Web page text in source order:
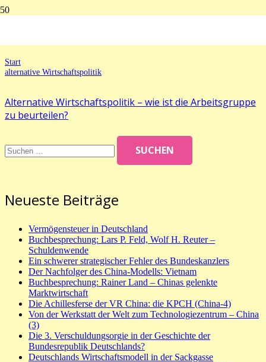
Start
alternative Wirtschaftspolitik
Alternative Wirtschaftspolitik – wie ist die Arbeitsgruppe
zu beurteilen?
nach:
Neueste Beiträge
Vermögensteuer in Deutschland
Buchbesprechung: Lars P. Feld, Wolf H. Reuter –
Schuldenwende
Ein schwerer strategischer Fehler des Bundeskanzlers
Der Nachfolger des China-Modells: Vietnam
Buchbesprechung: Rainer Land – Chinas gelenkte
Marktwirtschaft
Die Achillesferse der VR China: die KPCH (China-4)
Von der Werkstatt der Welt zum Technologiezentrum – China
(3)
Die 3. Verschuldungsorgie in der Geschichte der
Bundesrepublik Deutschlands?
Deutschlands Wirtschaftsmodell in der Sackgasse